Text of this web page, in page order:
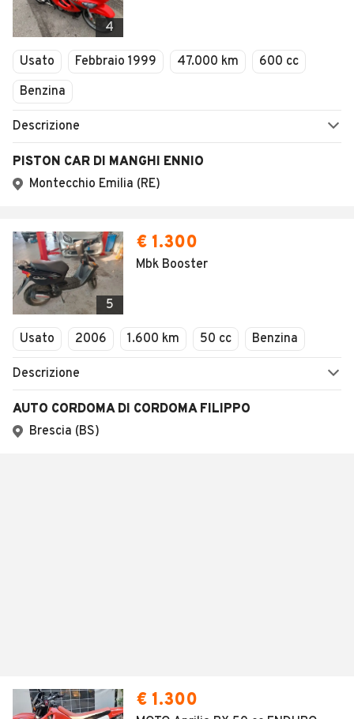
4
Usato Febbraio 1999 47.000 km
600 cc
Benzina
Descrizione
PISTON CAR DI MANGHI ENNIO
Montecchio Emilia (RE)
5
€ 1.300
Mbk Booster
Usato 2006 1.600 km 50 cc Benzina
Descrizione
AUTO CORDOMA DI CORDOMA FILIPPO
Brescia (BS)
€ 1.300